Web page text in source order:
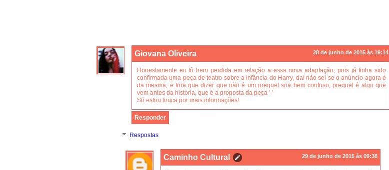
Giovana Oliveira 28 de junho de 2015 às 19:14
Honestamente eu tô bem perdida em relação a essa nova adaptação, pois já tinha sido
confirmada uma peça de teatro sobre a infância do Harry, daí não sei se o anúncio agora é
da mesma, e fora que dizer que não é um prequel soa bem confuso, prequel é algo que
vem antes da história, que é a proposta da peça '-'
Só estou louca por mais informações!
Responder
Respostas
Caminho Cultural 29 de junho de 2015 às 09:38